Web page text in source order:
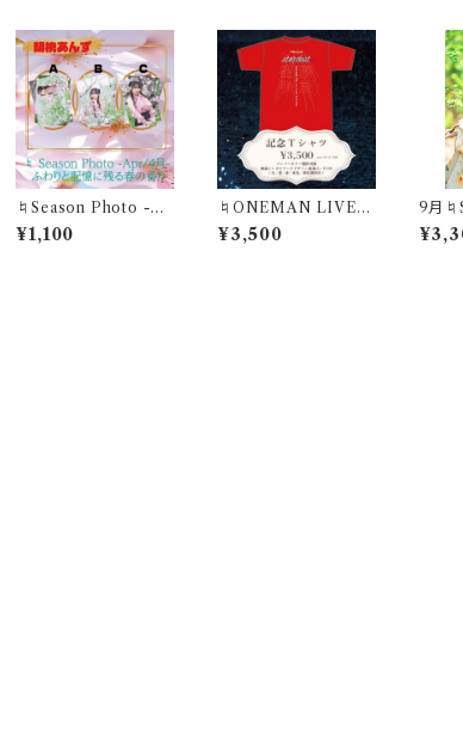
♮Season Photo -Ap
r- "ふわりと記憶に残る
春の香り"胡桃あんずブ
¥1,100
♮ONEMAN LIVE『s
tardust』記念Tシャツ
【赤】
¥3,500
9月
Sep-
音色